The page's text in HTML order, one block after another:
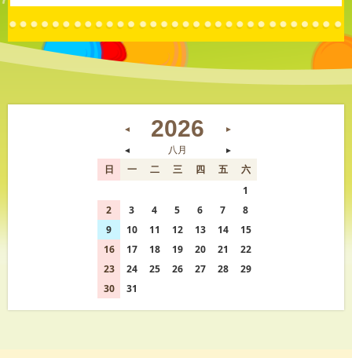
◄ 2026
►
◄
八月 ►
日 一 二 三 四 五
六
1
2
3 4 5 6 7
8
9
10 11 12 13 14
15
16
17 18 19 20 21
22
23
24 25 26 27 28
29
30
31